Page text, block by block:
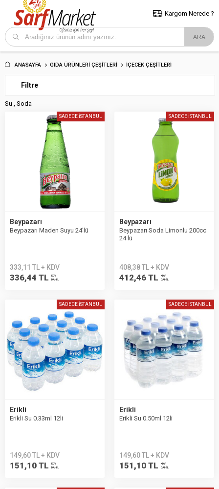
5000 TL ve Üzeri Alışverişlerde İstanbul İçi Kargo Bedava!
ve Trakya İçin Tıklayın..
Kargom Nerede ?
ANASAYFA GIDA ÜRÜNLERI ÇEŞITLERI İÇECEK ÇEŞITLERI
Filtre
Su , Soda
SADECE İSTANBUL
Beypazarı
Beypazarı Maden Suyu 24′lü
333,11 TL + KDV
336,44 TL
KDV
DAHİL
SADECE İSTANBUL
Beypazarı
Beypazarı Soda Limonlu 200cc
24 lü
408,38 TL + KDV
412,46 TL
KDV
DAHİL
SADECE İSTANBUL
Erikli
Erikli Su 0.33ml 12li
149,60 TL + KDV
151,10 TL
KDV
DAHİL
SADECE İSTANBUL
Erikli
Erikli Su 0.50ml 12li
149,60 TL + KDV
151,10 TL
KDV
DAHİL